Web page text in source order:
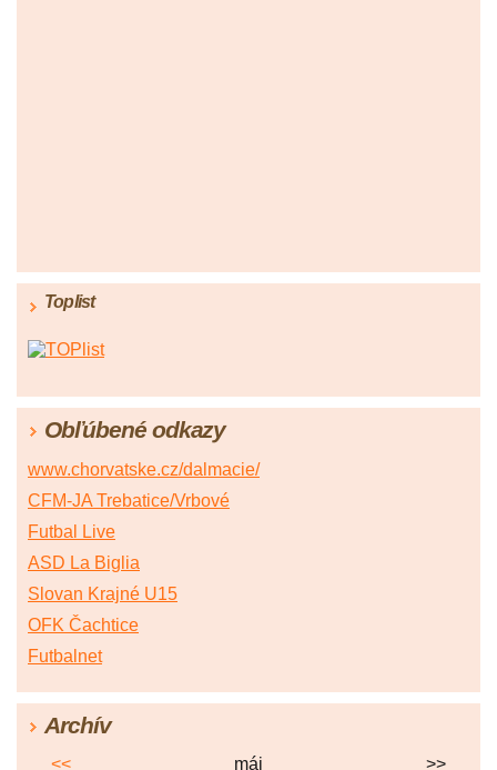
Toplist
Obľúbené odkazy
www.chorvatske.cz/dalmacie/
CFM-JA Trebatice/Vrbové
Futbal Live
ASD La Biglia
Slovan Krajné U15
OFK Čachtice
Futbalnet
Archív
<< máj >>